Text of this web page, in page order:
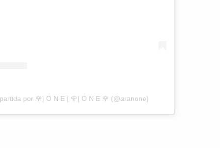
por 🌹| O N E | 🌹| O N E 🌹 (@aranone)